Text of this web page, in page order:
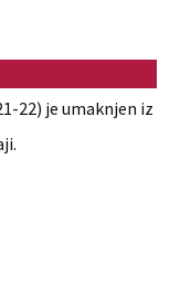
22) je umaknjen iz